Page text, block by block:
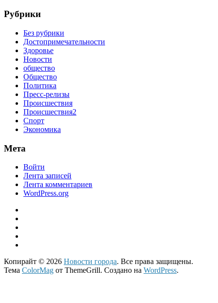
Рубрики
Без рубрики
Достопримечательности
Здоровье
Новости
общество
Общество
Политика
Пресс-релизы
Происшествия
Происшествия2
Спорт
Экономика
Мета
Войти
Лента записей
Лента комментариев
WordPress.org
Копирайт © 2026 Новости города. Все права защищены.
Тема ColorMag от ThemeGrill. Создано на WordPress.